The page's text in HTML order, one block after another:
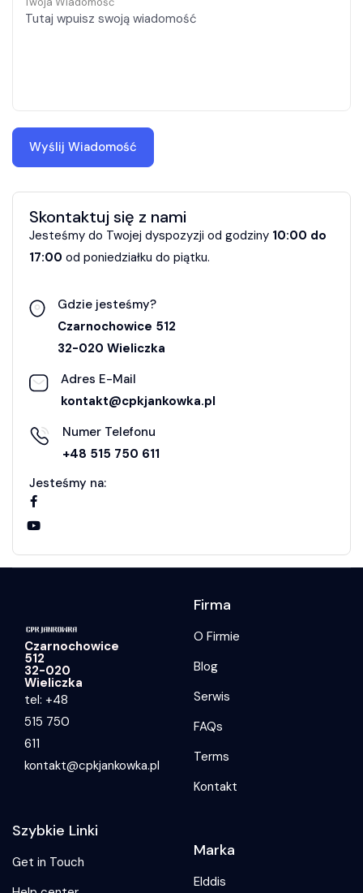
Skontaktuj się z nami
Jesteśmy do Twojej dyspozyzji od godziny 10:00 do
17:00 od poniedziałku do piątku.
Gdzie jesteśmy?
Czarnochowice 512
32-020 Wieliczka
Adres E-Mail
kontakt@cpkjankowka.pl
Numer Telefonu
+48 515 750 611
Jesteśmy na:
Czarnochowice
512
32-020
Wieliczka
tel: +48
515 750
611
kontakt@cpkjankowka.pl
Firma
O Firmie
Blog
Serwis
FAQs
Terms
Kontakt
Szybkie Linki
Get in Touch
Marka
Elddis